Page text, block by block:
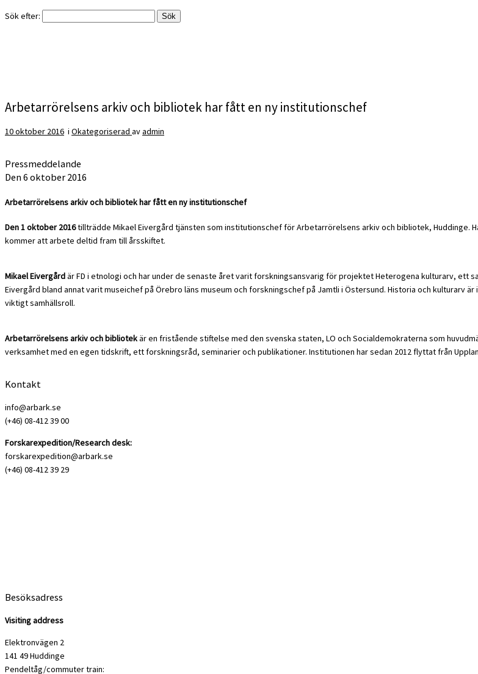
Sök efter:
Arbetarrörelsens arkiv och bibliotek har fått en ny institutionschef
10 oktober 2016 i Okategoriserad avadmin
Pressmeddelande
Den 6 oktober 2016
Arbetarrörelsens arkiv och bibliotek har fått en ny institutionschef
Den 1 oktober 2016tillträdde Mikael Eivergård tjänsten som institutionschef för Arbetarrörelsens arkiv och bibliotek, Huddinge.
kommer att arbete deltid fram till årsskiftet.
Mikael Eivergårdär FD i etnologi och har under de senaste året varit forskningsansvarig för projektet Heterogena kulturarv, ett
Eivergård bland annat varit museichef på Örebro läns museum och forskningschef på Jamtli i Östersund. Historia och kulturarv
viktigt samhällsroll.
Arbetarrörelsens arkiv och bibliotekär en fristående stiftelse med den svenska staten, LO och Socialdemokraterna som
verksamhet med en egen tidskrift, ett forskningsråd, seminarier och publikationer. Institutionen har sedan 2012 flyttat från
Kontakt
info@arbark.se
(+46) 08-412 39 00
Forskarexpedition/Research desk:
forskarexpedition@arbark.se
(+46) 08-412 39 29
Besöksadress
Visiting address
Elektronvägen 2
141 49 Huddinge
Pendeltåg/commuter train: